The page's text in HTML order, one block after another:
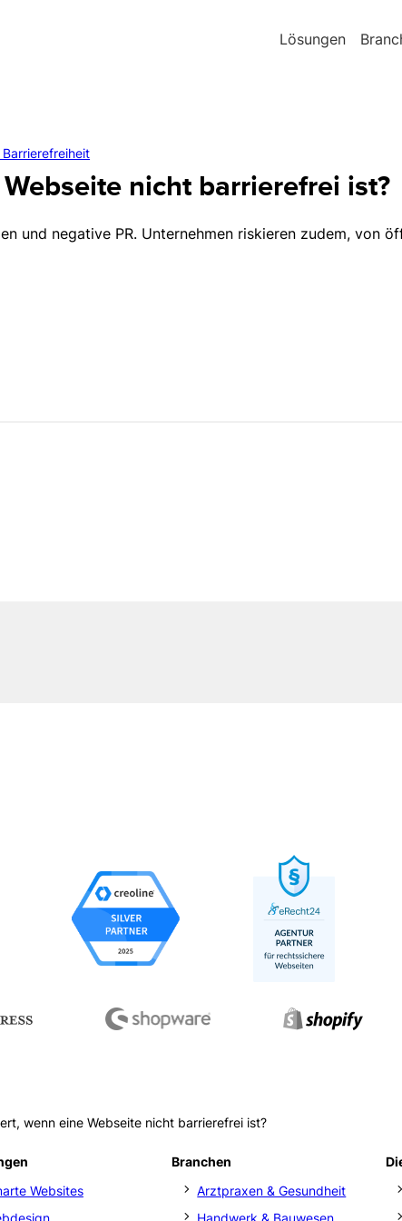
Lösungen
nicht barrierefrei ist?
und negative PR. Unternehmen riskieren zudem, von
wenn eine Webseite nicht barrierefrei ist?
Websites
Branchen
Arztpraxen & Gesundheit
Handwerk & Bauwesen